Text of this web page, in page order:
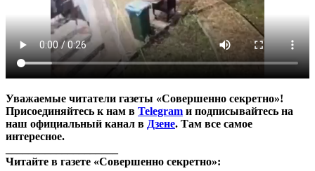
Уважаемые читатели газеты «Совершенно секретно»!
Присоединяйтесь к нам в Telegram и подписывайтесь на
наш официальный канал в Дзене. Там все самое
интересное.
Читайте в газете «Совершенно секретно»: